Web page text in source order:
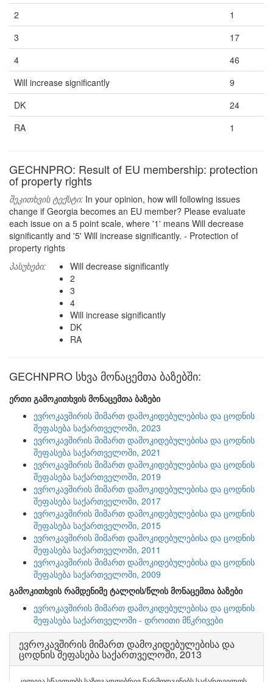
2
1
3
17
4
46
Will increase significantly
9
DK
24
RA
1
GECHNPRO: Result of EU membership: protection
of property rights
შეკითხვის ტექსტი: In your opinion, how will following issues
change if Georgia becomes an EU member? Please evaluate
each issue on a 5 point scale, where '1' means Will decrease
significantly and '5' Will increase significantly. - Protection of
property rights
პასუხები:
Will decrease significantly
2
3
4
Will increase significantly
DK
RA
GECHNPRO სხვა მონაცემთა ბაზებში:
ერთი გამოკითხვის მონაცემთა ბაზები
ევროკავშირის მიმართ დამოკიდებულებისა და ცოდნის
შეფასება საქართველოში, 2023
ევროკავშირის მიმართ დამოკიდებულებისა და ცოდნის
შეფასება საქართველოში, 2021
ევროკავშირის მიმართ დამოკიდებულებისა და ცოდნის
შეფასება საქართველოში, 2019
ევროკავშირის მიმართ დამოკიდებულებისა და ცოდნის
შეფასება საქართველოში, 2017
ევროკავშირის მიმართ დამოკიდებულებისა და ცოდნის
შეფასება საქართველოში, 2015
ევროკავშირის მიმართ დამოკიდებულებისა და ცოდნის
შეფასება საქართველოში, 2011
ევროკავშირის მიმართ დამოკიდებულებისა და ცოდნის
შეფასება საქართველოში, 2009
გამოკითხვის რამდენიმე ტალღის/წლის მონაცემთა ბაზები
ევროკავშირის მიმართ დამოკიდებულებისა და ცოდნის
შეფასება საქართველოში - დროითი მწკრივები
ევროკავშირის მიმართ დამოკიდებულებისა და
ცოდნის შეფასება საქართველოში, 2013